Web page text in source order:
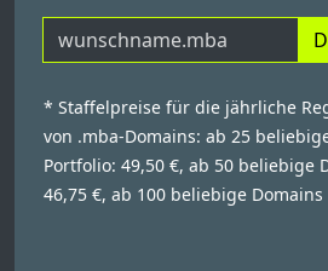
* Staffelpreise für die jährliche
von .mba-Domains: ab 25
Portfolio: 49,50 €, ab 50 beliebige
46,75 €, ab 100 beliebige